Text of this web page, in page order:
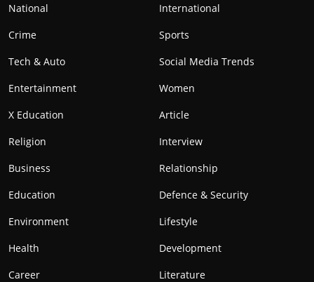
National
International
Crime
Sports
Tech & Auto
Social Media Trends
Entertainment
Women
X Education
Article
Religion
Interview
Business
Relationship
Education
Defence & Security
Environment
Lifestyle
Health
Development
Career
Literature